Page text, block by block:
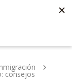
consejos